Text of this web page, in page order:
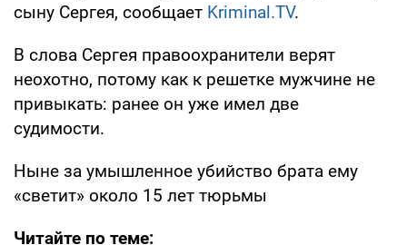
сыну Сергея, сообщает Kriminal.TV.
В слова Сергея правоохранители верят
неохотно, потому как к решетке мужчине не
привыкать: ранее он уже имел две
судимости.
Ныне за умышленное убийство брата ему
«светит» около 15 лет тюрьмы
Читайте по теме: